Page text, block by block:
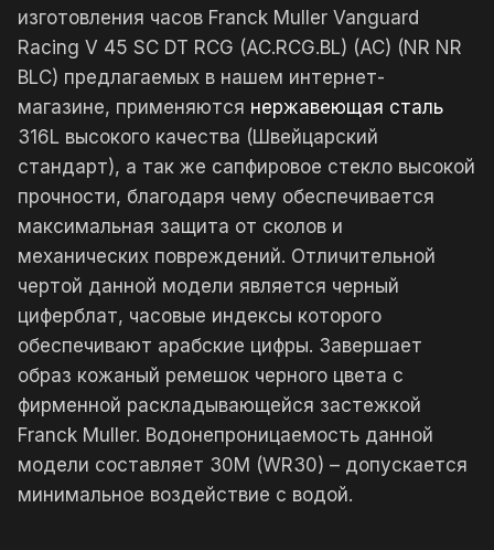
изготовления часов Franck Muller Vanguard
Racing V 45 SC DT RCG (AC.RCG.BL) (AC) (NR NR
BLC) предлагаемых в нашем интернет-
магазине, применяются нержавеющая сталь
316L высокого качества (Швейцарский
стандарт), а так же сапфировое стекло высокой
прочности, благодаря чему обеспечивается
максимальная защита от сколов и
механических повреждений. Отличительной
чертой данной модели является черный
циферблат, часовые индексы которого
обеспечивают арабские цифры. Завершает
образ кожаный ремешок черного цвета с
фирменной раскладывающейся застежкой
Franck Muller. Водонепроницаемость данной
модели составляет 30М (WR30) – допускается
минимальное воздействие с водой.